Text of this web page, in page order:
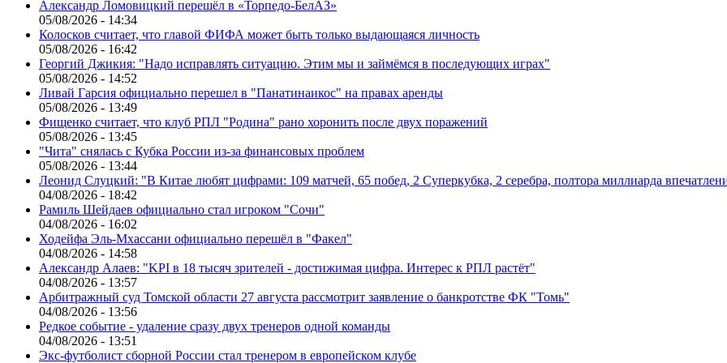
Александр Ломовицкий перешёл в «Торпедо-БелАЗ»
05/08/2026 - 14:34
Колосков считает, что главой ФИФА может быть только выдающаяся личность
05/08/2026 - 16:42
Георгий Джикия: "Надо исправлять ситуацию. Этим мы и займёмся в последующих играх"
05/08/2026 - 14:52
Ливай Гарсия официально перешел в "Панатинаикос" на правах аренды
05/08/2026 - 13:49
Фищенко считает, что клуб РПЛ "Родина" рано хоронить после двух поражений
05/08/2026 - 13:45
"Чита" снялась с Кубка России из-за финансовых проблем
05/08/2026 - 13:44
Леонид Слуцкий: "В Китае любят цифрами: 109 матчей, 65 побед, 2 Суперкубка, 2 серебра, полтора миллиарда
04/08/2026 - 18:42
Рамиль Шейдаев официально стал игроком "Сочи"
04/08/2026 - 16:02
Ходейфа Эль-Мхассани официально перешёл в "Факел"
04/08/2026 - 14:58
Александр Алаев: "KPI в 18 тысяч зрителей - достижимая цифра. Интерес к РПЛ растёт"
04/08/2026 - 13:57
Арбитражный суд Томской области 27 августа рассмотрит заявление о банкротстве ФК "Томь"
04/08/2026 - 13:56
Редкое событие - удаление сразу двух тренеров одной команды
04/08/2026 - 13:51
Экс-футболист сборной России стал тренером в европейском клубе